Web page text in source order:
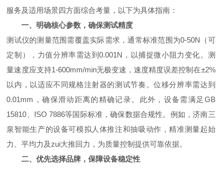
服务及适用场景四方面综合考量，以下为具体指南：
一、明确核心参数，确保测试精度
测试仪的测量范围需覆盖实际需求，通常标准范围为0-50N（可
定制），力值分辨率需达到0.001N，以捕捉微小阻力变化。测
量速度应支持1-600mm/min无极变速，速度精度误差控制在±2%
以内，以适应不同规格注射器的测试节奏。位移分辨率需达到
0.01mm，确保滑动距离的精确记录。此外，设备需满足GB
15810、ISO 7886等国际标准，确保数据合规性。例如，济南三
泉智能生产的设备可模拟人体推注和抽吸动作，精准测量起始
力、平均力及zui大推回力，为质量控制提供可靠依据。
二、优先选择品牌，保障设备稳定性